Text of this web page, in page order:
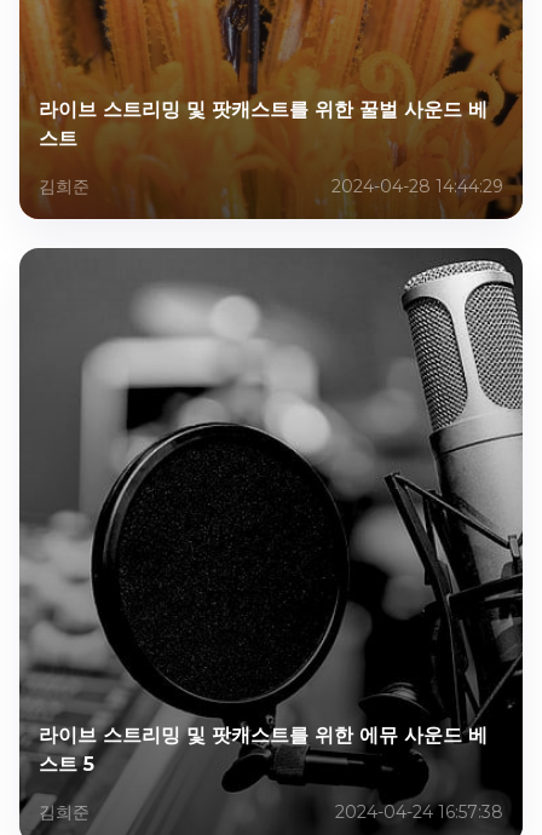
라이브 스트리밍 및 팟캐스트를 위한 꿀벌 사운드 베
스트
김희준 2024-04-28 14:44:29
라이브 스트리밍 및 팟캐스트를 위한 에뮤 사운드 베
스트 5
김희준 2024-04-24 16:57:38